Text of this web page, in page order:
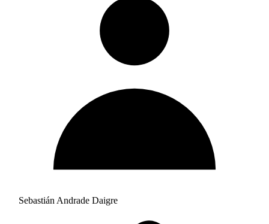
Sebastián Andrade Daigre